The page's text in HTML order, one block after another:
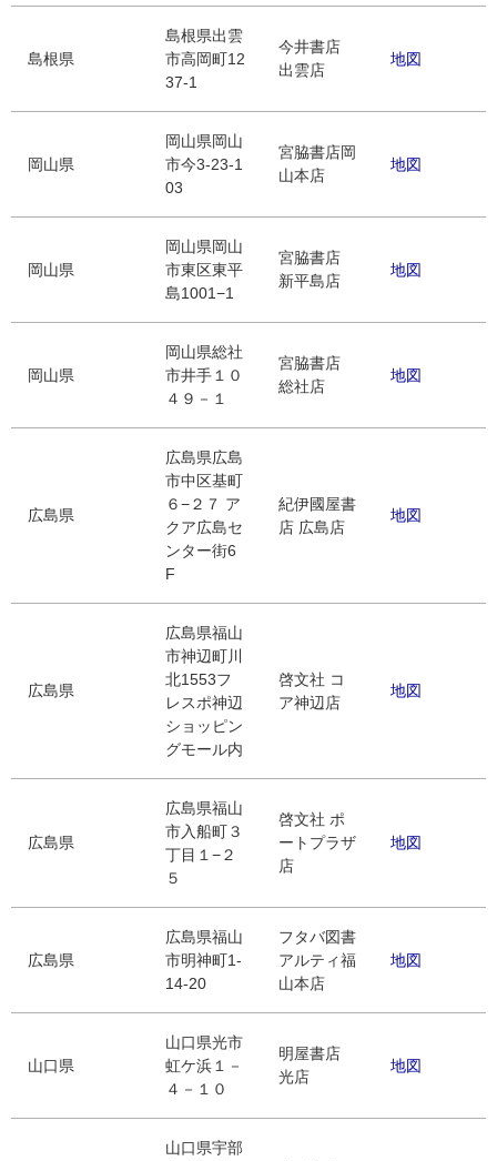
島根県
島根県出雲
市高岡町12
37-1
今井書店
出雲店
地図
岡山県
岡山県岡山
市今3-23-1
03
宮脇書店岡
山本店
地図
岡山県
岡山県岡山
市東区東平
島1001−1
宮脇書店
新平島店
地図
岡山県
岡山県総社
市井手１０
４９－１
宮脇書店
総社店
地図
広島県
広島県広島
市中区基町
６−２７ ア
クア広島セ
ンター街6
F
紀伊國屋書
店 広島店
地図
広島県
広島県福山
市神辺町川
北1553フ
レスポ神辺
ショッピン
グモール内
啓文社 コ
ア神辺店
地図
広島県
広島県福山
市入船町３
丁目１−２
５
啓文社 ポ
ートプラザ
店
地図
広島県
広島県福山
市明神町1-
14-20
フタバ図書
アルティ福
山本店
地図
山口県
山口県光市
虹ケ浜１－
４－１０
明屋書店
光店
地図
山口県宇部